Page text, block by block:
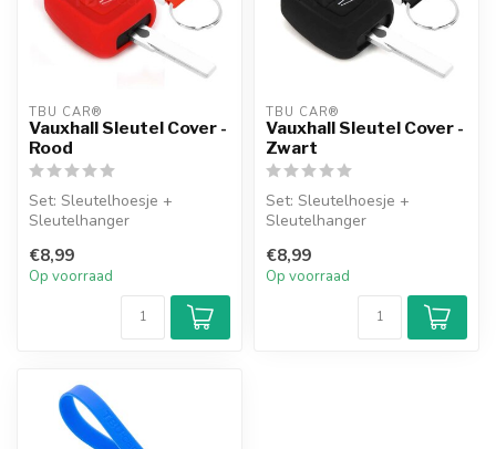
TBU CAR®
Vauxhall Sleutel Cover -
Rood
Set: Sleutelhoesje +
Sleutelhanger
€8,99
Op voorraad
TBU CAR®
Vauxhall Sleutel Cover -
Zwart
Set: Sleutelhoesje +
Sleutelhanger
€8,99
Op voorraad